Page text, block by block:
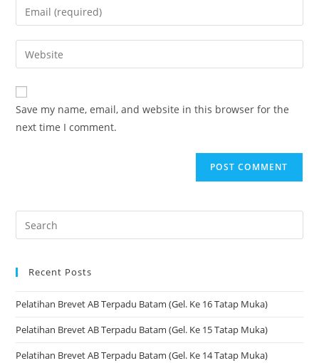
Save my name, email, and website in this browser for the
next time I comment.
Recent Posts
Pelatihan Brevet AB Terpadu Batam (Gel. Ke 16 Tatap Muka)
Pelatihan Brevet AB Terpadu Batam (Gel. Ke 15 Tatap Muka)
Pelatihan Brevet AB Terpadu Batam (Gel. Ke 14 Tatap Muka)